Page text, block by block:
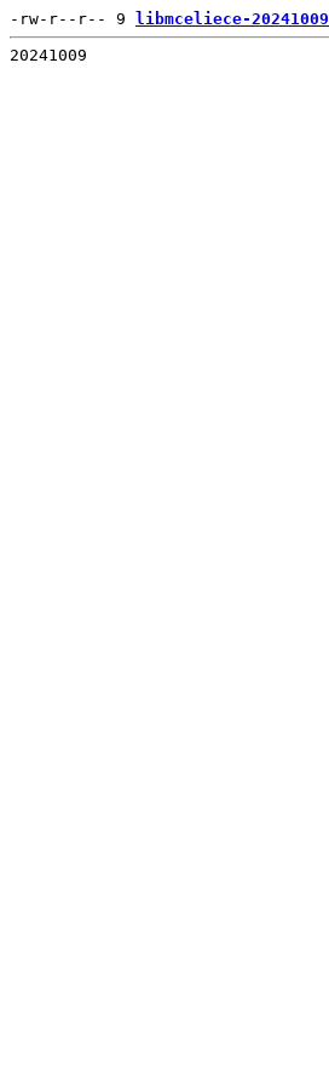
-rw-r--r-- 9 libmceliece-20241009